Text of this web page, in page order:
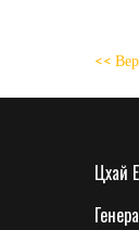
<<
Цхай